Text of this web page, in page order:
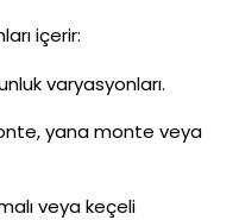
içerir:
varyasyonları.
yana monte veya
veya keçeli